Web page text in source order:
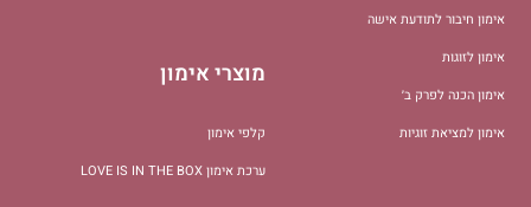
אימון חיבור לתודעת אישה
אימון לזוגות
אימון הכנה לפרק ב׳
אימון למציאת זוגיות
מוצרי אימון
קלפי אימון
ערכת אימון LOVE IS IN THE BOX